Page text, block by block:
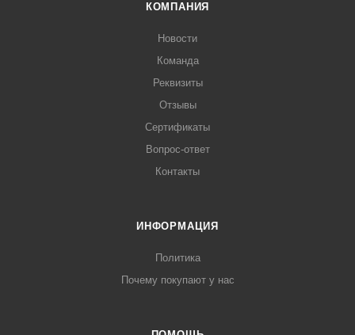
КОМПАНИЯ
Новости
Команда
Реквизиты
Отзывы
Сертификаты
Вопрос-ответ
Контакты
ИНФОРМАЦИЯ
Политика
Почему покупают у нас